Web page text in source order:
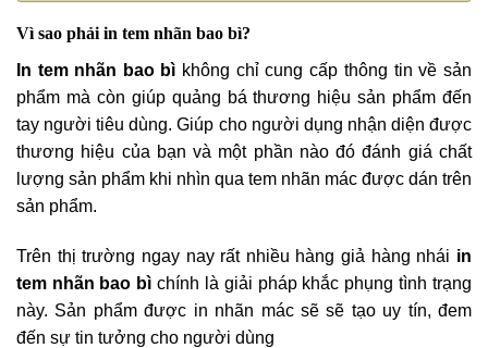
Vì sao phải in tem nhãn bao bì?
In tem nhãn bao bì không chỉ cung cấp thông tin về sản
phẩm mà còn giúp quảng bá thương hiệu sản phẩm đến
tay người tiêu dùng. Giúp cho người dụng nhận diện được
thương hiệu của bạn và một phần nào đó đánh giá chất
lượng sản phẩm khi nhìn qua tem nhãn mác được dán trên
sản phẩm.
Trên thị trường ngay nay rất nhiều hàng giả hàng nhái in
tem nhãn bao bì chính là giải pháp khắc phụng tình trạng
này. Sản phẩm được in nhãn mác sẽ sẽ tạo uy tín, đem
đến sự tin tưởng cho người dùng